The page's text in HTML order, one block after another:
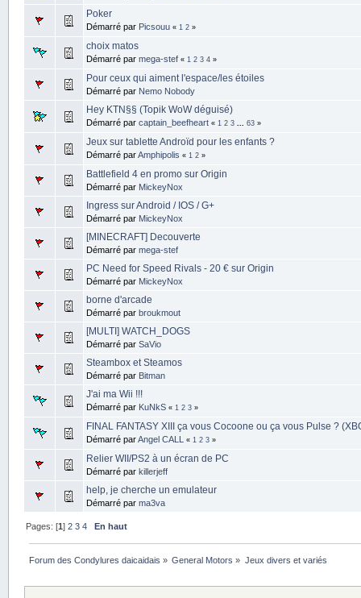
Poker
Démarré par Picsouu « 1 2»
choix matos
Démarré par mega-stef « 1 2 3 4»
Pour ceux qui aiment l'espace/les étoiles
Démarré par Nemo Nobody
Hey KTN§§ (Topik WoW déguisé)
Démarré par captain_beefheart « 1 2 3 63»
Jeux sur tablette Androïd pour les enfants ?
Démarré parAmphipolis « 1 2»
Battlefield 4 en promo sur Origin
Démarré par MickeyNox
Ingress sur Android / IOS / G+
Démarré par MickeyNox
[MINECRAFT] Decouverte
Démarré par mega-stef
PC Need for Speed Rivals - 20 € sur Origin
Démarré par MickeyNox
borne d'arcade
Démarré par broukmout
[MULTI] WATCH_DOGS
Démarré par SaVio
Steambox et Steamos
Démarré par Bitman
J'ai ma Wii !!!
Démarré par KuNkS « 1 2 3»
FINAL FANTASY XIII ça vous Cocoone ou ça vous Pulse ?
Démarré parAngel CALL « 1 2 3»
Relier WII/PS2 à un écran de PC
Démarré par killerjeff
help, je cherche un emulateur
Démarré par ma3va
Pages: [1]2 3 4 En haut
Forum des Condylures daicaidais » General Motors » Jeux divers et variés